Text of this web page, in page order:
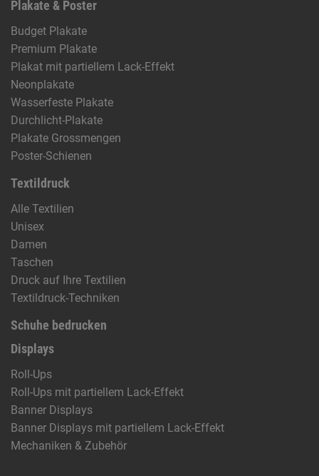
Plakate & Poster
Budget Plakate
Premium Plakate
Plakat mit partiellem Lack-Effekt
Neonplakate
Wasserfeste Plakate
Durchlicht-Plakate
Plakate Grossmengen
Poster-Schienen
Textildruck
Alle Textilien
Unisex
Damen
Taschen
Druck auf Ihre Textilien
Textildruck-Techniken
Schuhe bedrucken
Displays
Roll-Ups
Roll-Ups mit partiellem Lack-Effekt
Banner Displays
Banner Displays mit partiellem Lack-Effekt
Mechaniken & Zubehör